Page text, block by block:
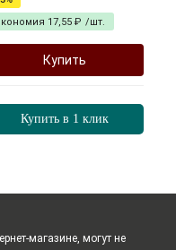
17,55 ₽ /шт.
Купить
Купить в 1 клик
магазине, могут не